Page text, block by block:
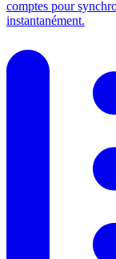
comptes pour
instantanément.